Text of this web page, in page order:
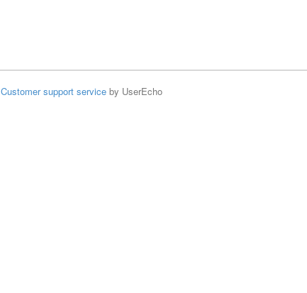
Customer support serviceby UserEcho